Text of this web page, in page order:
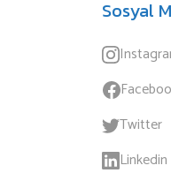
Sosyal
Twitter
Linkedin